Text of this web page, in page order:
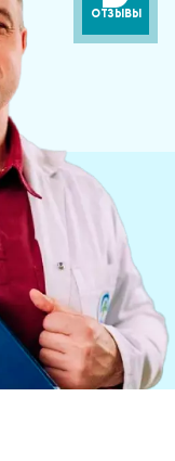
ОТЗЫВЫ